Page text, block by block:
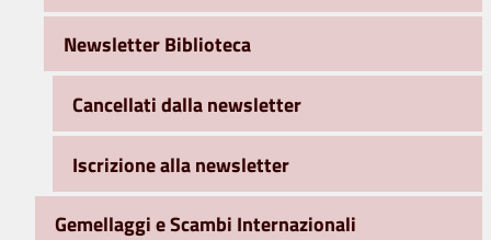
Newsletter Biblioteca
Cancellati dalla newsletter
Iscrizione alla newsletter
Gemellaggi e Scambi Internazionali